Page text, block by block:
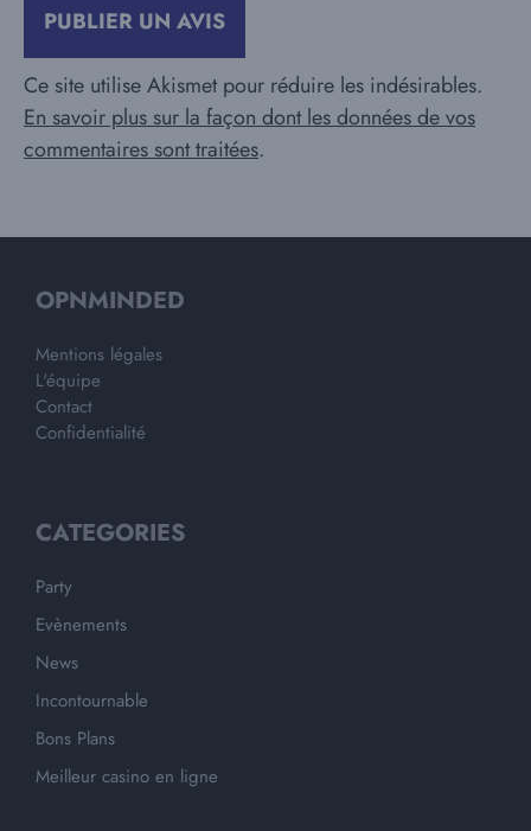
Ce site utilise Akismet pour réduire les indésirables.
En savoir plus sur la façon dont les données de vos
commentaires sont traitées.
OPNMINDED
Mentions légales
L'équipe
Contact
Confidentialité
CATEGORIES
Party
Evènements
News
Incontournable
Bons Plans
Meilleur casino en ligne